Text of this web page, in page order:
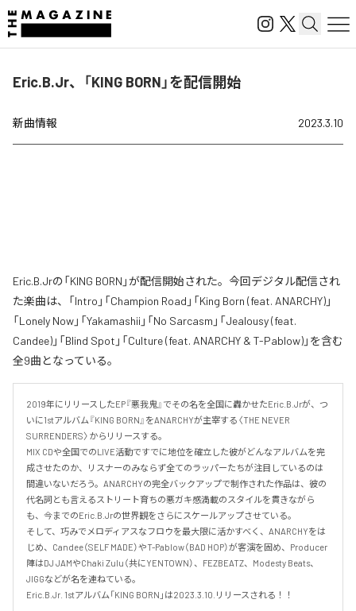
Eric.B.Jr、「KING BORN」を配信開始
新曲情報 2023.3.10
Eric.B.Jrの「KING BORN」が配信開始された。今回デジタル配信され
た楽曲は、「Intro」「Champion Road」「King Born (feat. ANARCHY)」
「Lonely Now」「Yakamashii」「No Sarcasm」「Jealousy (feat.
Candee)」「Blind Spot」「Culture (feat. ANARCHY & T-Pablow)」を含む
全9曲となっている。
2019年にリリースしたEP『悪我鬼』でその名を全国に轟かせたEric.B.Jrが、つ
いに1stアルバム『KING BORN』をANARCHYが主宰する〈THE NEVER
SURRENDERS〉からリリースする。
MIX CDや全国でのLIVE活動ですでに地位を確立した彼がどんなアルバムを完
成させたのか、リスナーのみならず全てのラッパーたちが注目しているのは
間違いないだろう。ANARCHYの完全バックアップで制作された作品は、彼の
代名詞とも言えるストリート育ちの悪ガキ感満載のスタイルを貫きながら
も、今までのEric.B.Jrの世界観をさらにスケールアップさせている。
そして、巧みでメロディアスなフロウを最大限に活かすべく、ANARCHYをは
じめ、Candee（SELF MADE）やT-Pablow（BAD HOP）が客演を固め、Producer
陣はDJ JAMやChaki Zulu（共にYENTOWN）、FEZBEATZ、Modesty Beats、
JIGGなどが名を連ねている。
Eric.B.Jr. 1stアルバム「KING BORN」は2023.3.10.リリースされる！！